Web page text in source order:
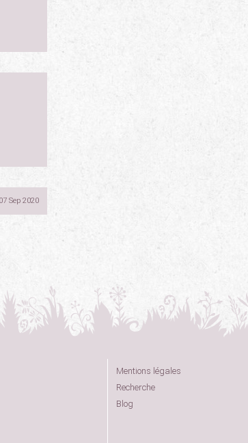
Sep 2020
Mentions légales
Recherche
Blog